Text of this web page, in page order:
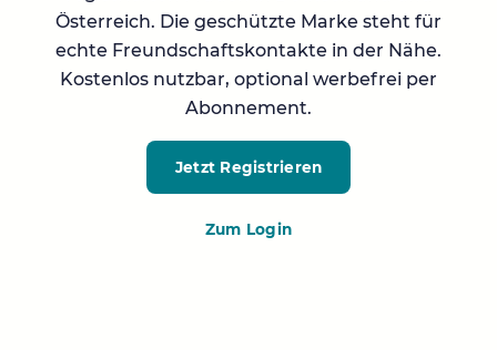
Österreich. Die geschützte Marke steht für
echte Freundschaftskontakte in der Nähe.
Kostenlos nutzbar, optional werbefrei per
Abonnement.
Jetzt Registrieren
Zum Login